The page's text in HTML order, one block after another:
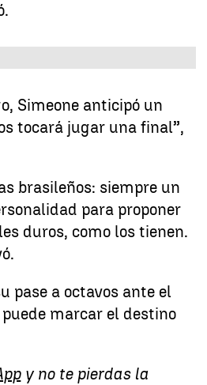
Simeone anticipó un
tocará jugar una final”,
brasileños: siempre un
para proponer
duros, como los tienen.
pase a octavos ante el
marcar el destino
y no te pierdas la